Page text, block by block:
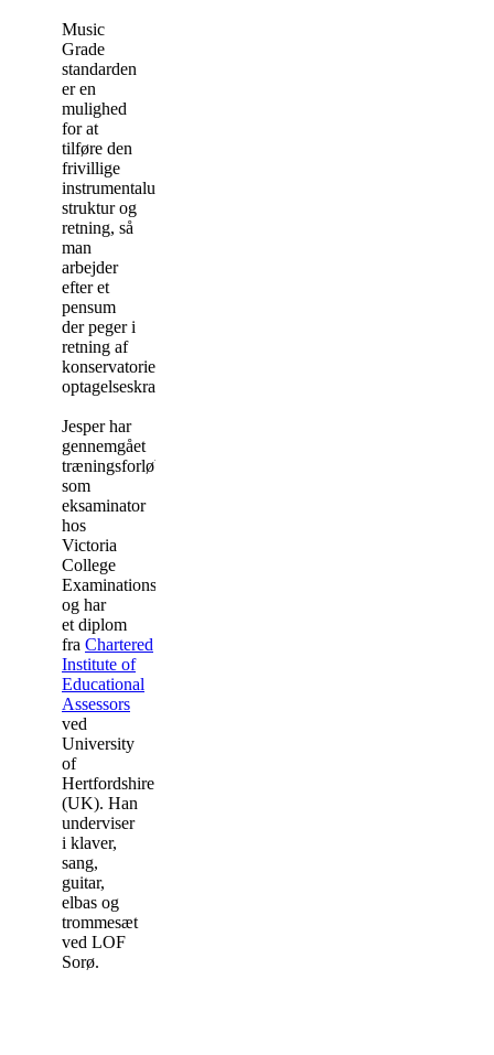
Music
Grade
standarden
er en
mulighed
for at
tilføre den
frivillige
instrumentalundervisning
struktur og
retning, så
man
arbejder
efter et
pensum
der peger i
retning af
konservatoriernes
optagelseskrav.
Jesper har
gennemgået
træningsforløbet
som
eksaminator
hos
Victoria
College
Examinations,
og har
et diplom
fra Chartered
Institute of
Educational
Assessors
ved
University
of
Hertfordshire
(UK). Han
underviser
i klaver,
sang,
guitar,
elbas og
trommesæt
ved LOF
Sorø.